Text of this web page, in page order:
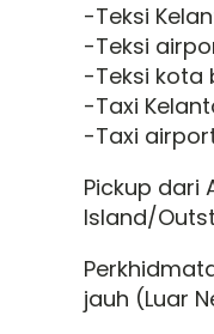
-Teksi
-Teksi
-Teksi kota
-Taxi
-Taxi
Pickup dari
Island/
jauh (Luar